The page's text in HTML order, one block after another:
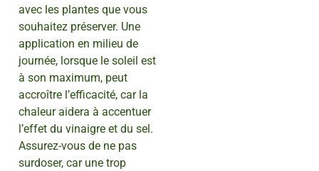
avec les plantes que vous
souhaitez préserver. Une
application en milieu de
journée, lorsque le soleil est
à son maximum, peut
accroître l’efficacité, car la
chaleur aidera à accentuer
l’effet du vinaigre et du sel.
Assurez-vous de ne pas
surdoser, car une trop